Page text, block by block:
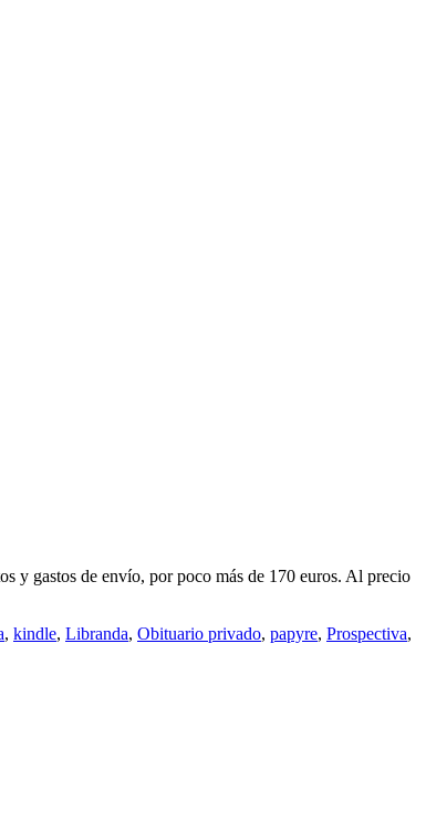
y gastos de envío, por poco más de 170 euros. Al precio
, kindle, Libranda, Obituario privado, papyre, Prospectiva,